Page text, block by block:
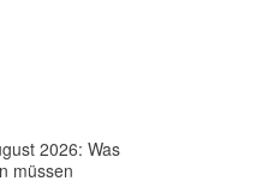
2026: Was
müssen